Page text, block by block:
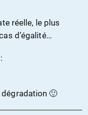
réelle, le plus
d’égalité…
🙂